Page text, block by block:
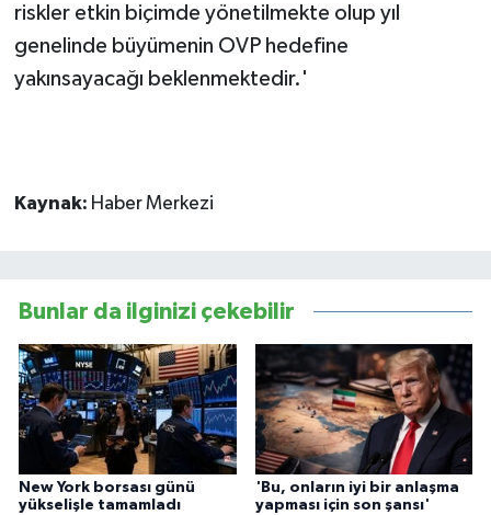
riskler etkin biçimde yönetilmekte olup yıl
genelinde büyümenin OVP hedefine
yakınsayacağı beklenmektedir.'
Kaynak: Haber Merkezi
Bunlar da ilginizi çekebilir
New York borsası günü
yükselişle tamamladı
'Bu, onların iyi bir anlaşma
yapması için son şansı'